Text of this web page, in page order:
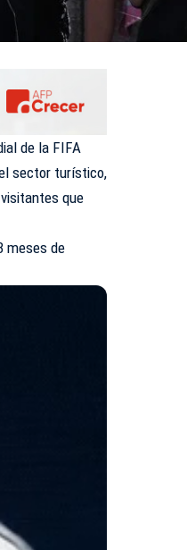
de la FIFA
sector turístico,
que
meses de